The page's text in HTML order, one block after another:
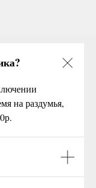
на раздумья,